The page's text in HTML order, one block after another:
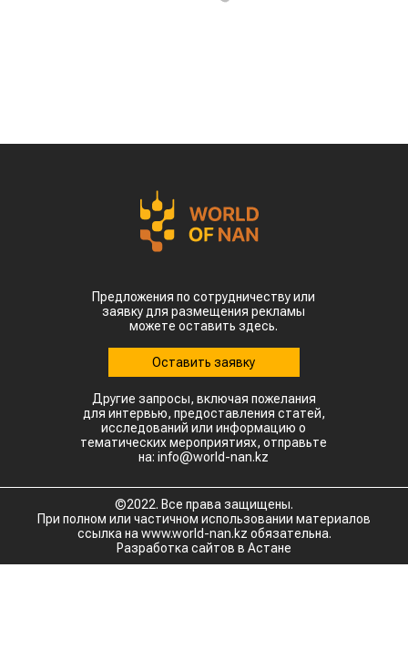
Предложения по сотрудничеству или
заявку для размещения рекламы
можете оставить здесь.
Оставить заявку
Другие запросы, включая пожелания
для интервью, предоставления статей,
исследований или информацию о
тематических мероприятиях, отправьте
на: info@world-nan.kz
©2022. Все права защищены.
При полном или частичном использовании материалов
ссылка на www.world-nan.kz обязательна.
Разработка сайтов в Астане